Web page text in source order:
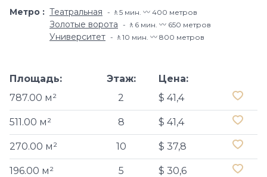
Метро Театральная 🚶5 мин. 〰️ 400 метров
Золотые ворота 🚶6 мин. 〰️ 650 метров
Университет 🚶10 мин. 〰️ 800 метров
Площадь:
787.00 м²
Этаж:
2
Цена:
$ 41,4
511.00 м² 8 $ 41,4
270.00 м² 10 $ 37,8
196.00 м² 5 $ 30,6